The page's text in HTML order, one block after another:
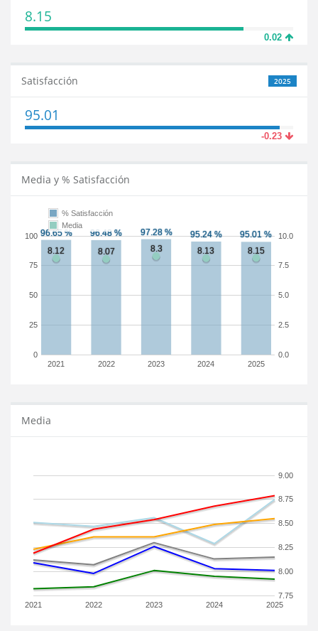
8.15
0.02
2025
Satisfacción
95.01
-0.23
Media y % Satisfacción
2021 2022 2023 2024 2025
0
25
50
75
100
0.0
2.5
5.0
7.5
10.0
% Satisfacción
Media
Media
2021 2022 2023 2024 2025
7.75
8.00
8.25
8.50
8.75
9.00